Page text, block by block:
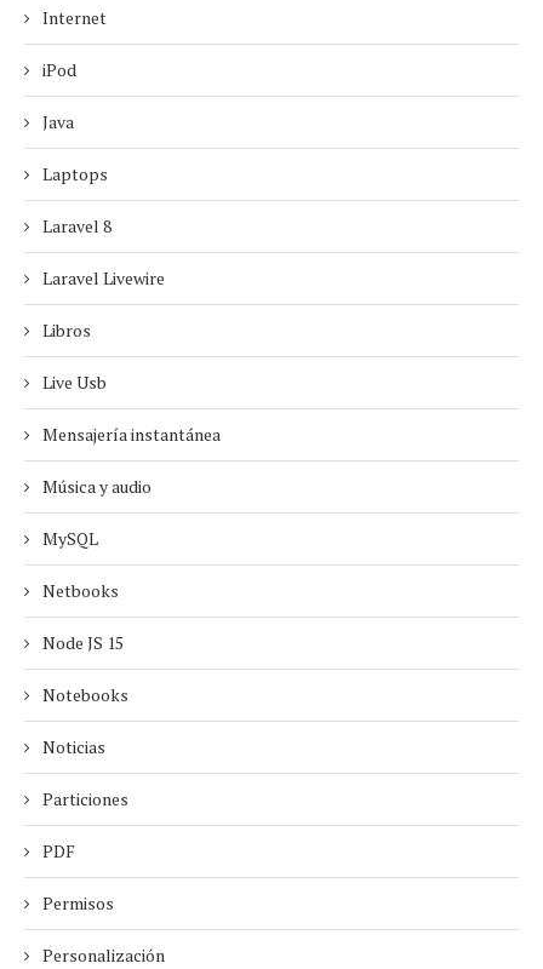
Internet
iPod
Java
Laptops
Laravel 8
Laravel Livewire
Libros
Live Usb
Mensajería instantánea
Música y audio
MySQL
Netbooks
Node JS 15
Notebooks
Noticias
Particiones
PDF
Permisos
Personalización